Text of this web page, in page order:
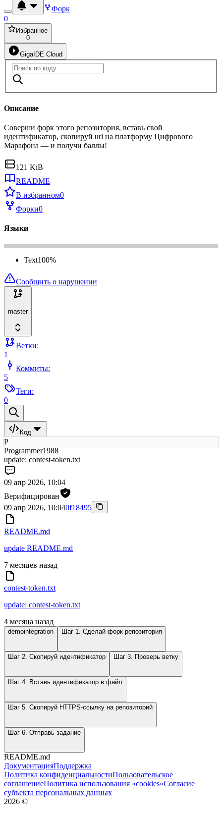
Форк
0
Избранное
0
GigaIDE Cloud
Описание
Соверши форк этого репозитория, вставь свой
идентификатор, скопируй url на платформу Цифрового
Марафона — и получи баллы!
121 KiB
README
В избранном0
Форки0
Языки
Text100%
Сообщить о нарушении
master
Ветки:
1
Коммиты:
5
Теги:
0
Код
P
Programmer1988
update: contest-token.txt
09 апр 2026, 10:04
Верифицирован
09 апр 2026, 10:040f18495
README.md
update README.md
7 месяцев назад
contest-token.txt
update: contest-token.txt
4 месяца назад
demointegration Шаг 1. Сделай форк репозитория
Шаг 2. Скопируй идентификатор Шаг 3. Проверь ветку
Шаг 4. Вставь идентификатор в файл
Шаг 5. Скопируй HTTPS-ссылку на репозиторий
Шаг 6. Отправь задание
README.md
ДокументацияПоддержка
Политика конфиденциальностиПользовательское
соглашениеПолитика использования «cookies»Согласие
субъекта персональных данных
2026 ©